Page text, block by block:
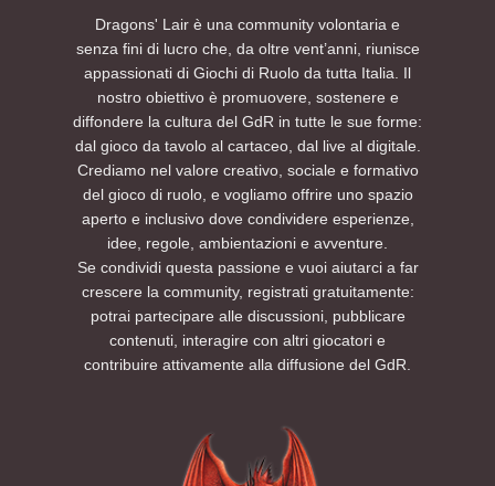
Dragons' Lair è una community volontaria e
senza fini di lucro che, da oltre vent’anni, riunisce
appassionati di Giochi di Ruolo da tutta Italia. Il
nostro obiettivo è promuovere, sostenere e
diffondere la cultura del GdR in tutte le sue forme:
dal gioco da tavolo al cartaceo, dal live al digitale.
Crediamo nel valore creativo, sociale e formativo
del gioco di ruolo, e vogliamo offrire uno spazio
aperto e inclusivo dove condividere esperienze,
idee, regole, ambientazioni e avventure.
Se condividi questa passione e vuoi aiutarci a far
crescere la community, registrati gratuitamente:
potrai partecipare alle discussioni, pubblicare
contenuti, interagire con altri giocatori e
contribuire attivamente alla diffusione del GdR.